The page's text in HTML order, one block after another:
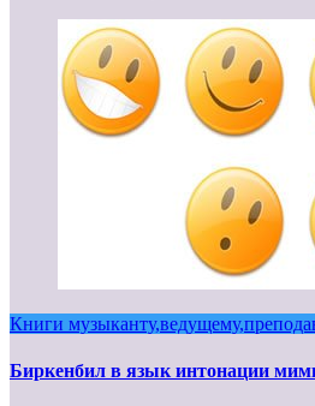
Книги
Биркенбил в язык интонации